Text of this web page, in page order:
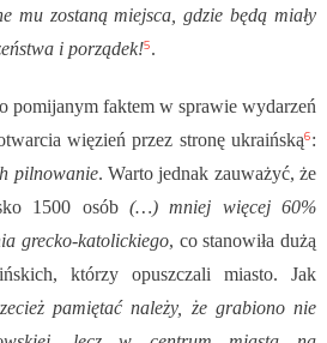
mu zostaną miejsca, gdzie będą miały
i porządek!5.
pomijanym faktem w sprawie wydarzeń
więzień przez stronę ukraińską6:
pilnowanie. Warto jednak zauważyć, że
1500 osób (…) mniej więcej 60%
grecko-katolickiego, co stanowiła dużą
którzy opuszczali miasto. Jak
pamiętać należy, że grabiono nie